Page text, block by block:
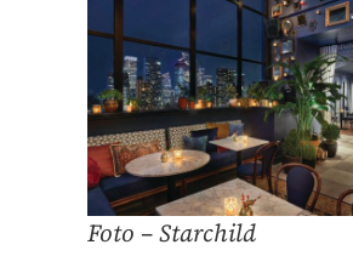
Foto – Starchild